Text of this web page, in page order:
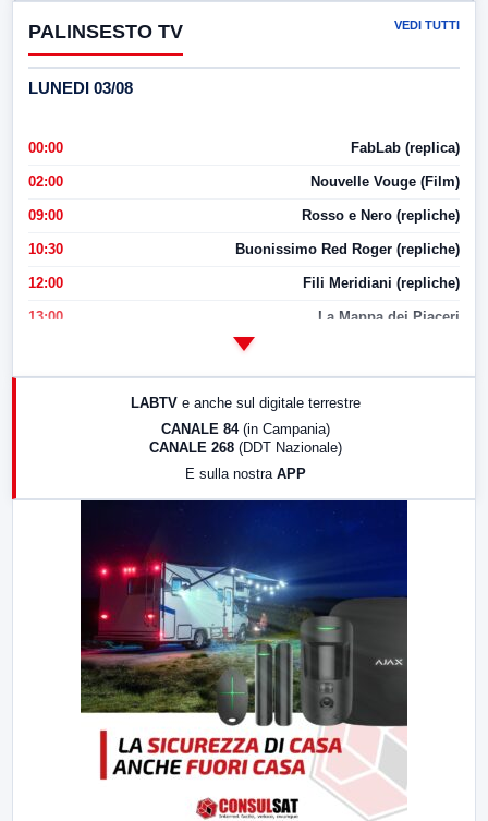
PALINSESTO TV VEDI TUTTI
LUNEDI 03/08
00:00 FabLab (replica)
02:00 Nouvelle Vouge (Film)
09:00 Rosso e Nero (repliche)
10:30 Buonissimo Red Roger (repliche)
12:00 Fili Meridiani (repliche)
13:00 La Mappa dei Piaceri
LABTV e anche sul digitale terrestre
CANALE 84 (in Campania)
CANALE 268 (DDT Nazionale)
E sulla nostra APP